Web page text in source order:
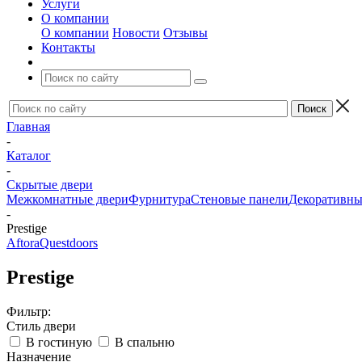
Услуги
О компании
О компании Новости Отзывы
Контакты
Главная
-
Каталог
-
Скрытые двери
Межкомнатные двериФурнитураСтеновые панели
-
Prestige
AftoraQuestdoors
Prestige
Фильтр:
Стиль двери
В гостиную
В спальню
Назначение